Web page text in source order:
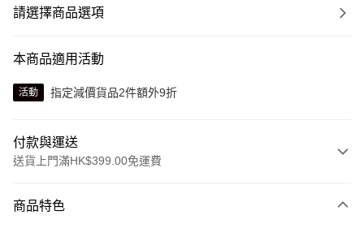
請選擇商品選項
本商品適用活動
活動 指定減價貨品2件額外9折
付款與運送
送貨上門滿HK$399.00免運費
信用卡
商品特色